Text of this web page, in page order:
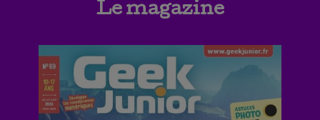
Le magazine